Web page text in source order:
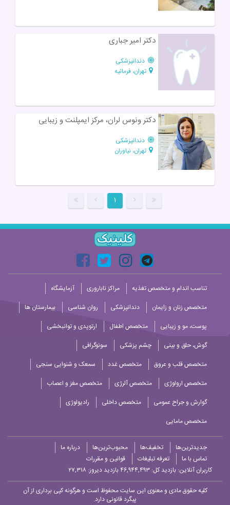
دکتر امیر جباری
دندانپزشکی
تهران، فرمانیه
دکتر ونوس لران، مرکز ایمپلنت و زیبایی
دندانپزشکی
تهران، نیاوران
۱
تناسب اندام و متخصص تغذیه مراکز ناباروری
آزمایشگاه
متخصص زنان و زایمان
دندانپزشکی روان شناسی
بیمارستان ها
پوست، مو و زیبایی
متخصص اطفال
ارتوپدی و توانبخشی
گوش، حلق و بینی
چشم پزشکی
سونوگرافی
متخصص قلب و عروق
متخصص غدد
سمعک و شنوایی سنجی
متخصص ارولوژی
متخصص آلرژی
متخصص مغز و اعصاب
گوارش و جراح عمومی
متخصص داخلی
رادیولوژی
متخصص مامایی
جدیدترین‌ها تخفیف‌ها محبوب‌ترین‌ها
درباره ما
تماس با ما
تعرفه تبلیغات
قوانین و مقررات
کاربران آنلاین: بازدید کل: ۴۶,۹۴۴,۴۹۳
بازدید دیروز: ۲۷,۳۱۸
کلیه حقوق مادی و معنوی این سایت محفوظ است و هرگونه کپی برداری از آن
پیگرد قانونی دارد.